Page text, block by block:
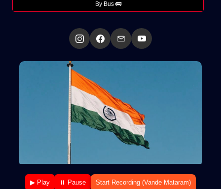
By Bus 🚌
▶ Play ⏸ Pause Start Recording (Vande Mataram)